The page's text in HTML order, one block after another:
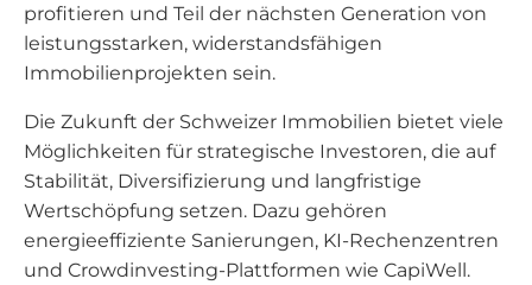
profitieren und Teil der nächsten Generation von
leistungsstarken, widerstandsfähigen
Immobilienprojekten sein.
Die Zukunft der Schweizer Immobilien bietet viele
Möglichkeiten für strategische Investoren, die auf
Stabilität, Diversifizierung und langfristige
Wertschöpfung setzen. Dazu gehören
energieeffiziente Sanierungen, KI-Rechenzentren
und Crowdinvesting-Plattformen wie CapiWell.